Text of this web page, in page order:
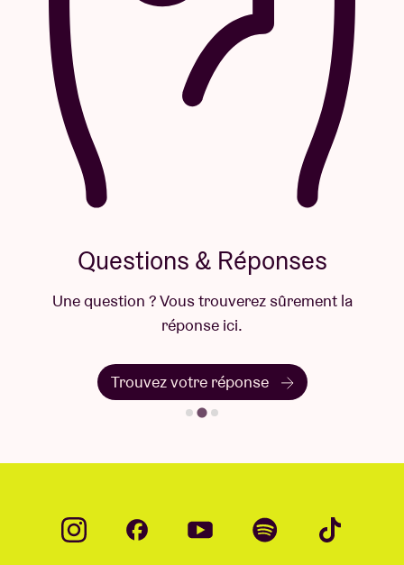
Questions & Réponses
Une question ? Vous trouverez sûrement la
réponse ici.
Trouvez votre réponse